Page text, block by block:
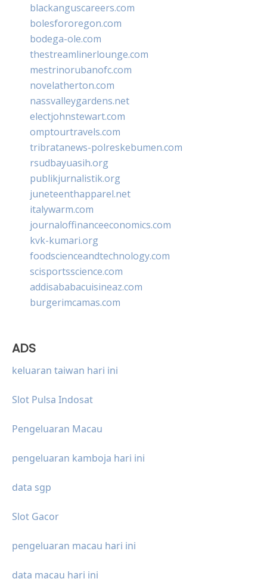
blackanguscareers.com
bolesfororegon.com
bodega-ole.com
thestreamlinerlounge.com
mestrinorubanofc.com
novelatherton.com
nassvalleygardens.net
electjohnstewart.com
omptourtravels.com
tribratanews-polreskebumen.com
rsudbayuasih.org
publikjurnalistik.org
juneteenthapparel.net
italywarm.com
journaloffinanceeconomics.com
kvk-kumari.org
foodscienceandtechnology.com
scisportsscience.com
addisababacuisineaz.com
burgerimcamas.com
ADS
keluaran taiwan hari ini
Slot Pulsa Indosat
Pengeluaran Macau
pengeluaran kamboja hari ini
data sgp
Slot Gacor
pengeluaran macau hari ini
data macau hari ini